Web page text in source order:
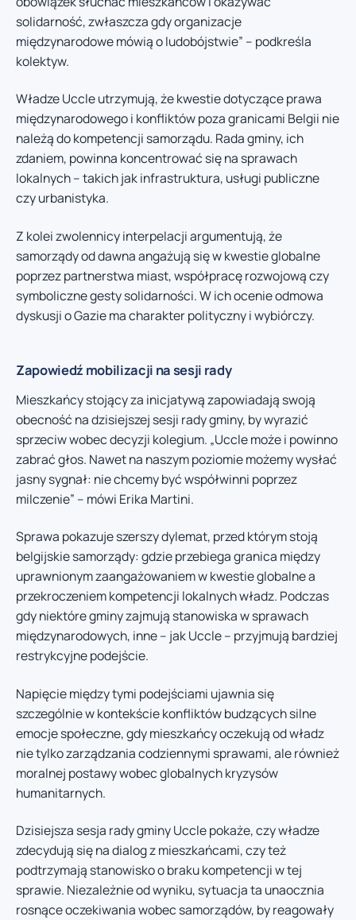
solidarność, zwłaszcza gdy organizacje
międzynarodowe mówią o ludobójstwie” – podkreśla
kolektyw.
Władze Uccle utrzymują, że kwestie dotyczące prawa
międzynarodowego i konfliktów poza granicami Belgii nie
należą do kompetencji samorządu. Rada gminy, ich
zdaniem, powinna koncentrować się na sprawach
lokalnych – takich jak infrastruktura, usługi publiczne
czy urbanistyka.
Z kolei zwolennicy interpelacji argumentują, że
samorządy od dawna angażują się w kwestie globalne
poprzez partnerstwa miast, współpracę rozwojową czy
symboliczne gesty solidarności. W ich ocenie odmowa
dyskusji o Gazie ma charakter polityczny i wybiórczy.
Zapowiedź mobilizacji na sesji rady
Mieszkańcy stojący za inicjatywą zapowiadają swoją
obecność na dzisiejszej sesji rady gminy, by wyrazić
sprzeciw wobec decyzji kolegium. „Uccle może i powinno
zabrać głos. Nawet na naszym poziomie możemy wysłać
jasny sygnał: nie chcemy być współwinni poprzez
milczenie” – mówi Erika Martini.
Sprawa pokazuje szerszy dylemat, przed którym stoją
belgijskie samorządy: gdzie przebiega granica między
uprawnionym zaangażowaniem w kwestie globalne a
przekroczeniem kompetencji lokalnych władz. Podczas
gdy niektóre gminy zajmują stanowiska w sprawach
międzynarodowych, inne – jak Uccle – przyjmują bardziej
restrykcyjne podejście.
Napięcie między tymi podejściami ujawnia się
szczególnie w kontekście konfliktów budzących silne
emocje społeczne, gdy mieszkańcy oczekują od władz
nie tylko zarządzania codziennymi sprawami, ale również
moralnej postawy wobec globalnych kryzysów
humanitarnych.
Dzisiejsza sesja rady gminy Uccle pokaże, czy władze
zdecydują się na dialog z mieszkańcami, czy też
podtrzymają stanowisko o braku kompetencji w tej
sprawie. Niezależnie od wyniku, sytuacja ta unaocznia
rosnące oczekiwania wobec samorządów, by reagowały